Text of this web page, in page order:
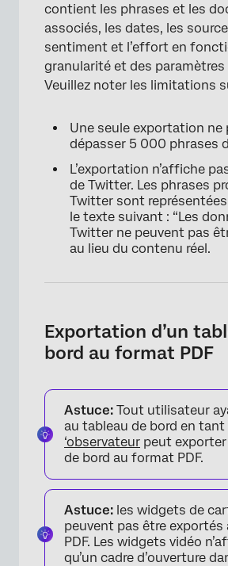
contient les phrases et les
associés, les dates, les
sentiment et l’effort en
granularité et des paramètres
Veuillez noter les limitations
Une seule exportation ne
dépasser 5 000 phrases
L’exportation n’affiche
de Twitter. Les phrases
Twitter sont
le texte suivant : “Les
Twitter ne peuvent pas
au lieu du contenu réel.
Exportation d’un
bord au format PDF
Astuce: Tout utilisateur
au tableau de bord en tant
‘observateur peut
de bord au format PDF.
Astuce: les widgets de
peuvent pas être
PDF. Les widgets vidéo
qu’un cadre d’ouverture